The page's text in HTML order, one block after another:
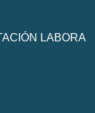
LABORA